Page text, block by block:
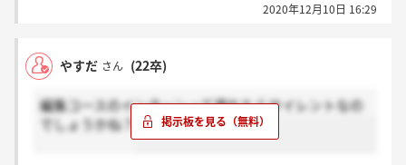
2020年12月10日 16:29
やすだ さん (22卒)
編集コースのインターンって漏れたらサイレントなの
でしょうかね？